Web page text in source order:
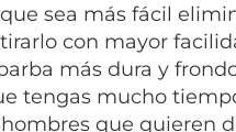
sea más fácil
con mayor
más dura y
tengas mucho
que quieren